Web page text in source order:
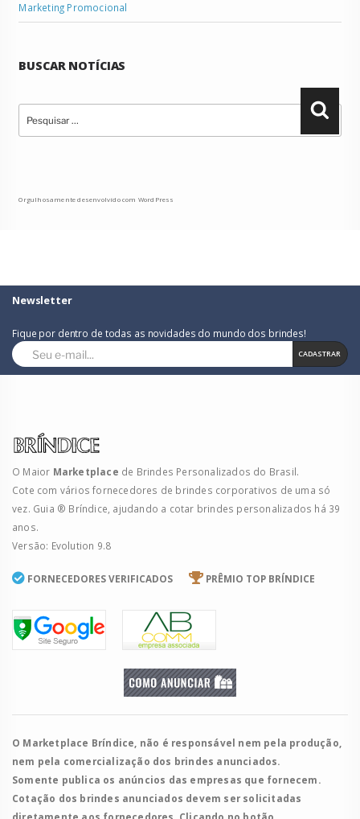
Marketing Promocional
BUSCAR NOTÍCIAS
por:
Orgulhosamente desenvolvido com WordPress
Newsletter
Fique por dentro de todas as novidades do mundo dos brindes!
CADASTRAR
O Maior Marketplace de Brindes Personalizados do Brasil.
Cote com vários fornecedores de brindes corporativos de uma só
vez. Guia ® Bríndice, ajudando a cotar brindes personalizados há 39
anos.
Versão: Evolution 9.8
FORNECEDORES VERIFICADOS PRÊMIO TOP BRÍNDICE
O Marketplace Bríndice, não é responsável nem pela produção,
nem pela comercialização dos brindes anunciados.
Somente publica os anúncios das empresas que fornecem.
Cotação dos brindes anunciados devem ser solicitadas